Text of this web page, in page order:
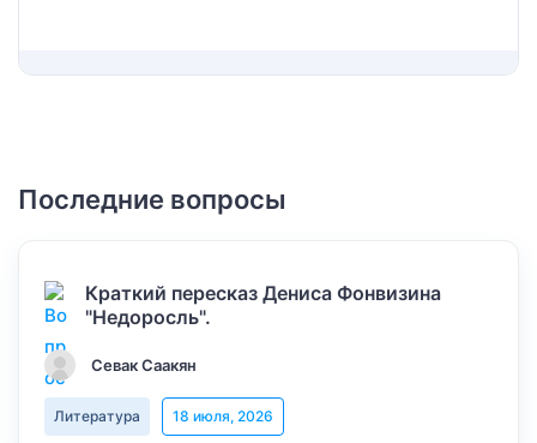
Последние вопросы
Краткий пересказ Дениса Фонвизина
"Недоросль".
Севак Саакян
Литература 18 июля, 2026